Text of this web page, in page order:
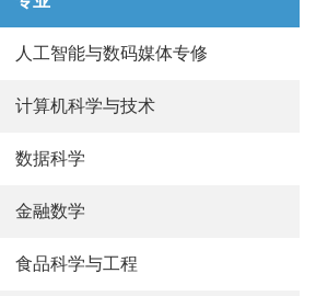
人工智能与数码媒体专修
计算机科学与技术
数据科学
金融数学
食品科学与工程